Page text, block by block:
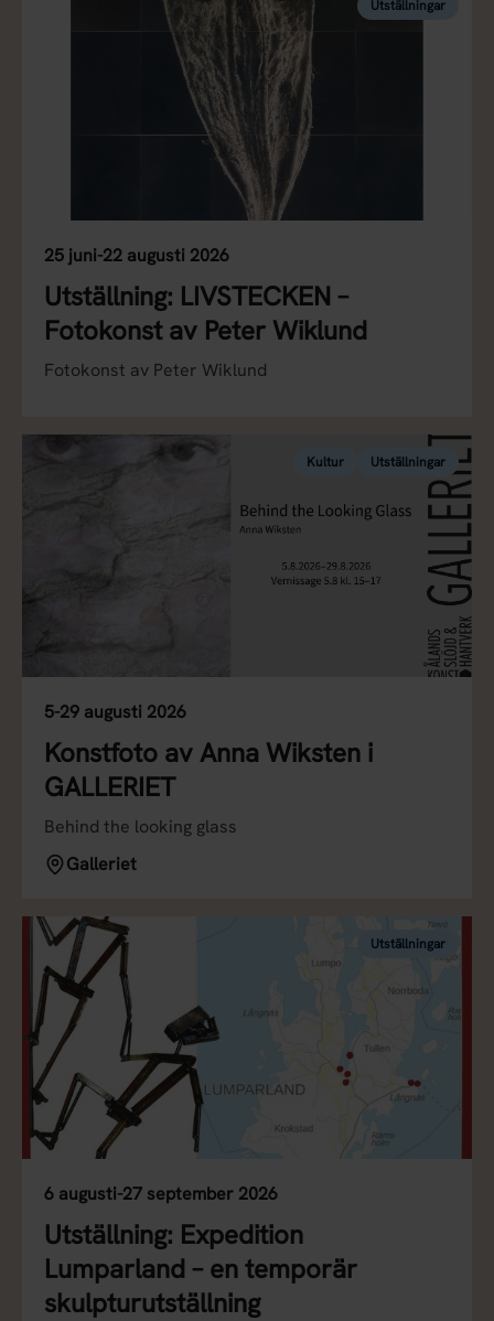
Utställningar
25 juni-22 augusti 2026
Utställning: LIVSTECKEN –
Fotokonst av Peter Wiklund
Fotokonst av Peter Wiklund
Kultur Utställningar
5-29 augusti 2026
Konstfoto av Anna Wiksten i
GALLERIET
Behind the looking glass
Galleriet
Utställningar
6 augusti-27 september 2026
Utställning: Expedition
Lumparland – en temporär
skulpturutställning